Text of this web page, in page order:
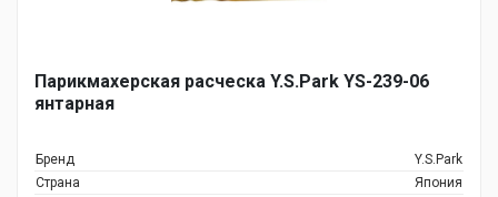
Парикмахерская расческа Y.S.Park YS-239-06
янтарная
Бренд
Y.S.Park
Страна
Япония